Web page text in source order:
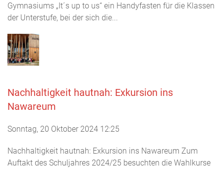
Gymnasiums „It´s up to us“ ein Handyfasten für die Klassen
der Unterstufe, bei der sich die...
Nachhaltigkeit hautnah: Exkursion ins
Nawareum
Sonntag, 20 Oktober 2024 12:25
Nachhaltigkeit hautnah: Exkursion ins Nawareum Zum
Auftakt des Schuljahres 2024/25 besuchten die Wahlkurse